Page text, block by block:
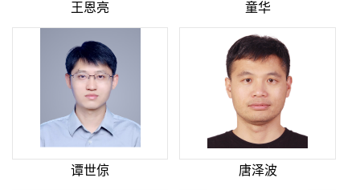
王恩亮 童华
谭世倞 唐泽波